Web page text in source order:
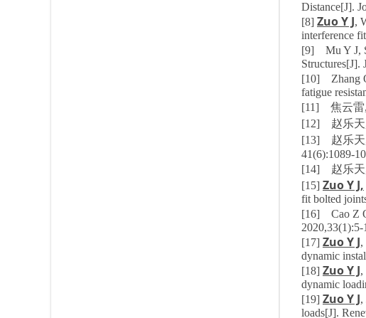
Distance[J].
[8] Zuo Y J,
interference
[9] Mu Y J,
Structures[J].
[10] Zhang
fatigue
[11] 焦云雷
[12] 赵乐天
[13] 赵乐天
41(6):1089-
[14] 赵乐天
[15] Zuo Y J,
fit bolted
[16] Cao Z
2020,33(1):5-
[17] Zuo Y J,
dynamic
[18] Zuo Y J,
dynamic
[19] Zuo Y J,
loads[J].